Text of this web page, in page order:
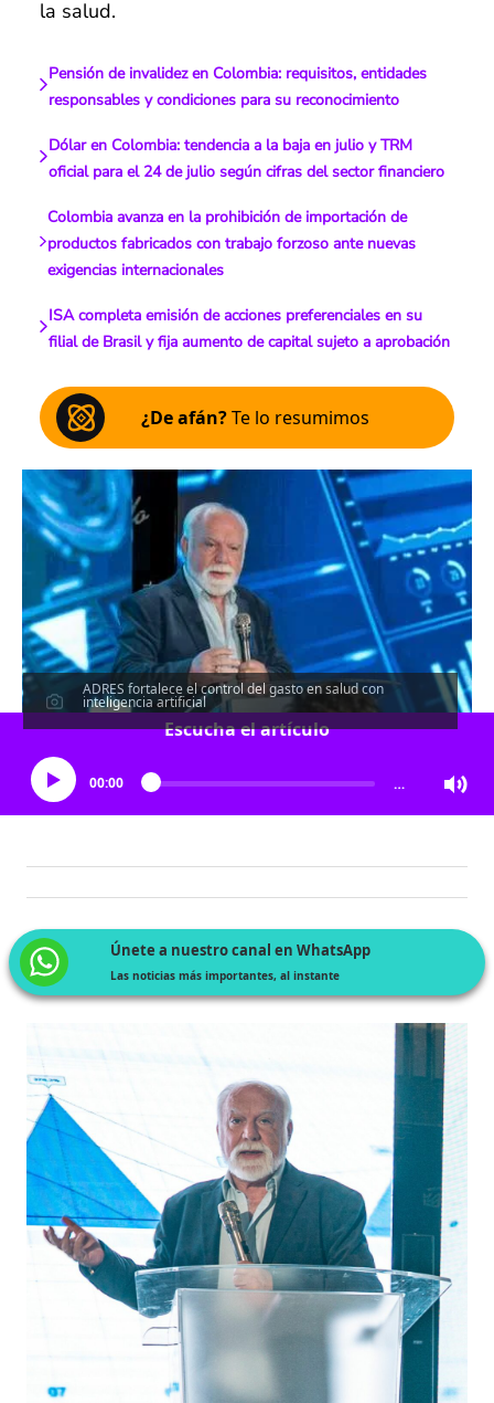
la salud.
Pensión de invalidez en Colombia: requisitos, entidades
responsables y condiciones para su reconocimiento
Dólar en Colombia: tendencia a la baja en julio y TRM
oficial para el 24 de julio según cifras del sector financiero
Colombia avanza en la prohibición de importación de
productos fabricados con trabajo forzoso ante nuevas
exigencias internacionales
ISA completa emisión de acciones preferenciales en su
filial de Brasil y fija aumento de capital sujeto a aprobación
¿De afán?Te lo resumimos
ADRES fortalece el control del gasto en salud con
inteligencia artificial
Escucha el artículo
00:00 …
Únete a nuestro canal en WhatsApp
Las noticias más importantes, al instante